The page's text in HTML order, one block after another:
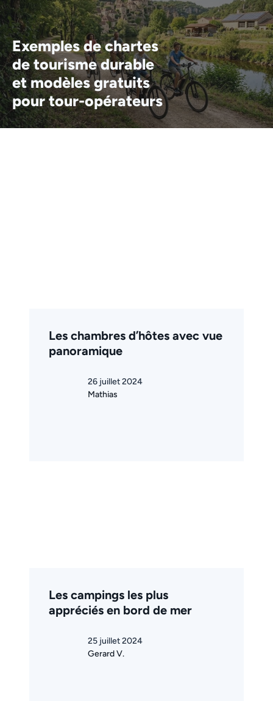
Exemples de chartes
de tourisme durable
et modèles gratuits
pour tour-opérateurs
Les chambres d’hôtes avec vue
panoramique
26 juillet 2024
Mathias
Les campings les plus
appréciés en bord de mer
25 juillet 2024
Gerard V.